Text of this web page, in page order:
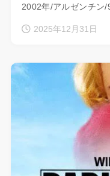
2002年/アルゼンチ
2025年12月31日